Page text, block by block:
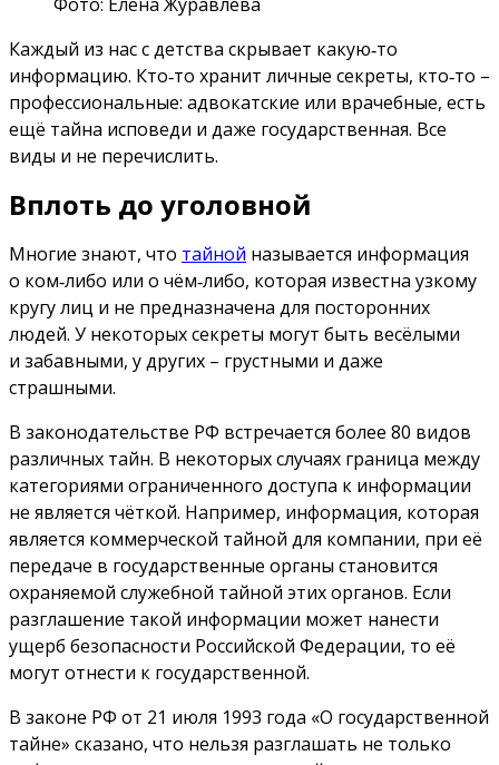
Каждый из нас с детства скрывает какую‑то
информацию. Кто‑то хранит личные секреты, кто‑то –
профессиональные: адвокатские или врачебные, есть
ещё тайна исповеди и даже государственная. Все
виды и не перечислить.
Вплоть до уголовной
Многие знают, что тайной называется информация
о ком‑либо или о чём‑либо, которая известна узкому
кругу лиц и не предназначена для посторонних
людей. У некоторых секреты могут быть весёлыми
и забавными, у других – грустными и даже
страшными.
В законодательстве РФ встречается более 80 видов
различных тайн. В некоторых случаях граница между
категориями ограниченного доступа к информации
не является чёткой. Например, информация, которая
является коммерческой тайной для компании, при её
передаче в государственные органы становится
охраняемой служебной тайной этих органов. Если
разглашение такой информации может нанести
ущерб безопасности Российской Федерации, то её
могут отнести к государственной.
В законе РФ от 21 июля 1993 года «О государственной
тайне» сказано, что нельзя разглашать не только